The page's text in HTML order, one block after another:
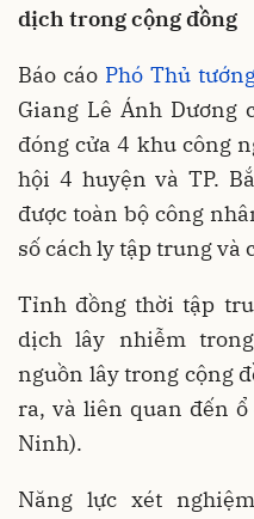
dịch trong cộng đồng
Báo cáo Phó Thủ
Giang Lê Ánh Dương
đóng cửa 4 khu công
hội 4 huyện và TP.
được toàn bộ công
số cách ly tập trung và
Tỉnh đồng thời tập
dịch lây nhiễm
nguồn lây trong cộng
ra, và liên quan đến
Ninh).
Năng lực xét